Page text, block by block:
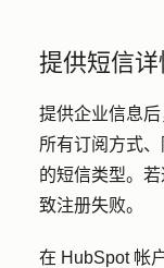
提供短信详
提供企业信息
所有订阅方式
的短信类型。
致注册失败。
在 HubSpot 帐